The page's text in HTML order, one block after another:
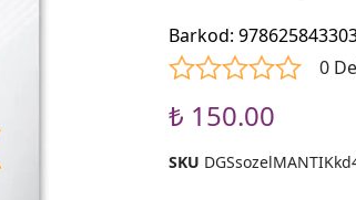
Barkod:
0
₺ 150.00
SKU